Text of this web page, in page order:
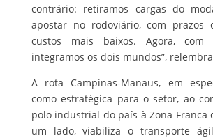
contrário: retiramos cargas do
apostar no rodoviário, com prazos
custos mais baixos. Agora,
integramos os dois mundos”,
A rota Campinas-Manaus, em
como estratégica para o setor, ao
polo industrial do país à Zona Franca
um lado, viabiliza o transporte